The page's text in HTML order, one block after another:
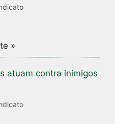
»
atuam contra inimigos